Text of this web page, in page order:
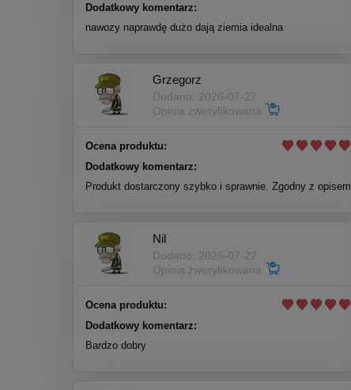
Dodatkowy komentarz:
nawozy naprawdę dużo dają ziemia idealna
Grzegorz
Dodano: 2026-07-27
Opinia zweryfikowana
Ocena produktu:
Dodatkowy komentarz:
Produkt dostarczony szybko i sprawnie. Zgodny z opisem.
Nil
Dodano: 2026-07-22
Opinia zweryfikowana
Ocena produktu:
Dodatkowy komentarz:
Bardzo dobry